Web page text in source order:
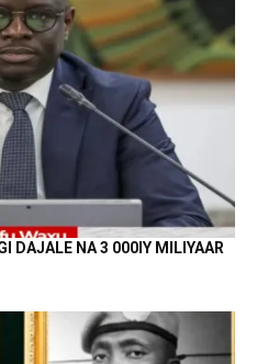
DAJALE NA 3 000IY MILIYAAR